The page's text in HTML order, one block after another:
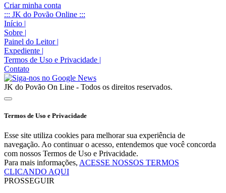
Criar minha conta
::: JK do Povão Online :::
Início |
Sobre |
Painel do Leitor |
Expediente |
Termos de Uso e Privacidade |
Contato
JK do Povão On Line - Todos os direitos reservados.
Termos de Uso e Privacidade
Esse site utiliza cookies para melhorar sua experiência de
navegação. Ao continuar o acesso, entendemos que você concorda
com nossos Termos de Uso e Privacidade.
Para mais informações, ACESSE NOSSOS TERMOS
CLICANDO AQUI
PROSSEGUIR